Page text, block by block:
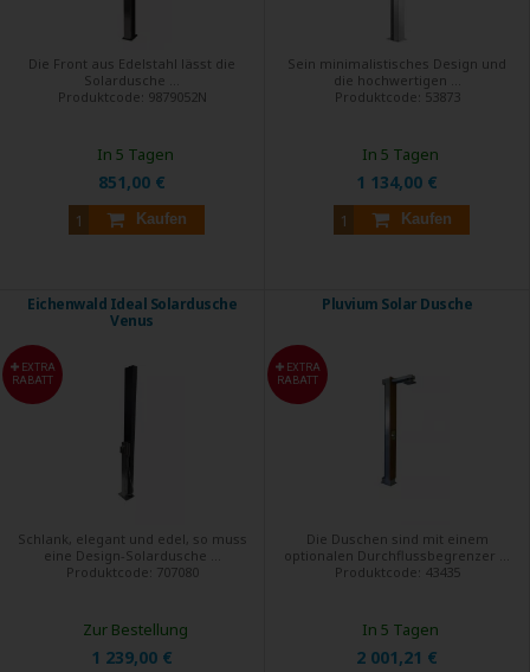
Die Front aus Edelstahl lässt die
Solardusche ...
Produktcode: 9879052N
851,00 €
Kaufen
In 5 Tagen
Sein minimalistisches Design und
die hochwertigen ...
Produktcode: 53873
1 134,00 €
Kaufen
In 5 Tagen
Eichenwald Ideal Solardusche
Venus
EXTRA
RABATT
Schlank, elegant und edel, so muss
eine Design-Solardusche ...
Produktcode: 707080
1 239,00 €
Zur Bestellung
Pluvium Solar Dusche
EXTRA
RABATT
Die Duschen sind mit einem
optionalen Durchflussbegrenzer ...
Produktcode: 43435
2 001,21 €
In 5 Tagen